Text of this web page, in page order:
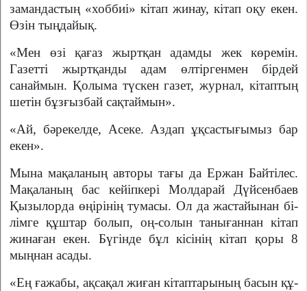
заман­дастың «хоббиі» кітап жинау, кітап оқу екен.
Өзін тыңдайық.
«Мен өзі қағаз жыртқан адам­ды жек көремін.
Газетті жырт­қанды адам өлтір­генмен бірдей
санаймын. Қолыма түскен газет, журнал, кітаптың
шетін бұзғызбай сақтаймын».
«Ай, бәрекелде, Асеке. Аздап ұқсасты­ғымыз бар
екен».
Мына мақаланың авторы тағы да Ержан Байтілес.
Мақа­ланың бас кейіпкері Молдарай Дүйсенбаев
Қызылорда өңі­рінің тумасы. Ол да жастайынан бі­
лімге құштар болып, оң-солын танығаннан кітап
жинаған екен. Бүгінде бұл кісінің кітап қоры 8
мыңнан асады.
«Ең ғажабы, ақсақал жи­ған кітап­тарының басын құ­